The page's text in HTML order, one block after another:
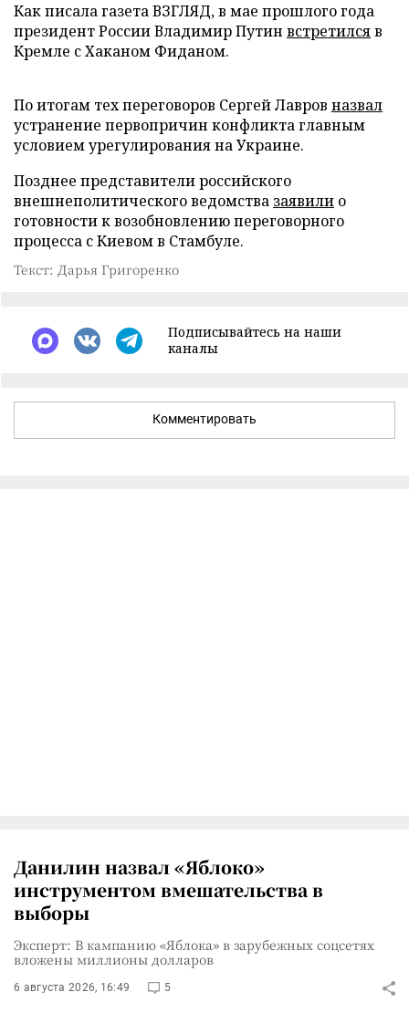
Как писала газета ВЗГЛЯД, в мае прошлого года
президент России Владимир Путин встретилсяв
Кремле с Хаканом Фиданом.
По итогам тех переговоров Сергей Лавров назвал
устранение первопричин конфликта главным
условием урегулирования на Украине.
Позднее представители российского
внешнеполитического ведомства заявили о
готовности к возобновлению переговорного
процесса с Киевом в Стамбуле.
Текст: Дарья Григоренко
Подписывайтесь на наши
каналы
Комментировать
Данилин назвал «Яблоко»
инструментом вмешательства в
выборы
Эксперт: В кампанию «Яблока» в зарубежных соцсетях
вложены миллионы долларов
6 августа 2026, 16:49 5